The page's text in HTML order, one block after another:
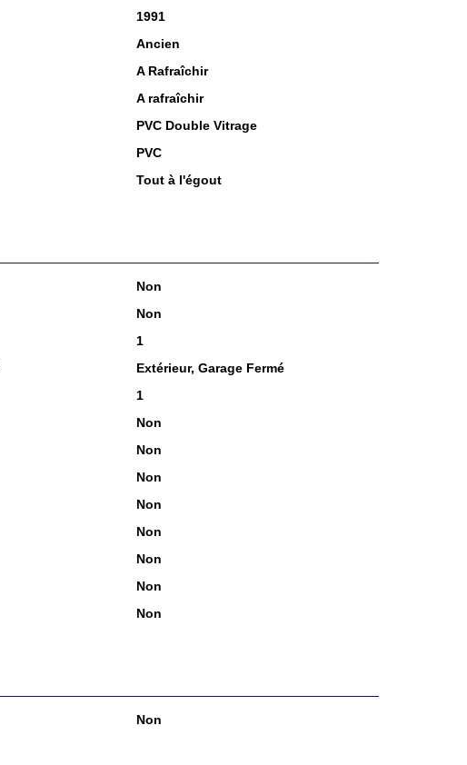
1991
Ancien
A Rafraîchir
A rafraîchir
PVC Double Vitrage
PVC
Tout à l'égout
Non
Non
1
Extérieur, Garage Fermé
1
Non
Non
Non
Non
Non
Non
Non
Non
Non